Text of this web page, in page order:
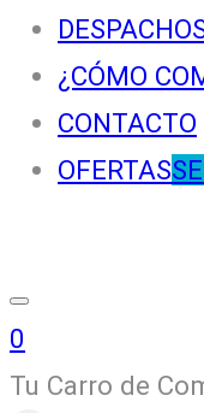
¿CÓMO
CONTACTO
OFERTAS
0
Tu Carro de